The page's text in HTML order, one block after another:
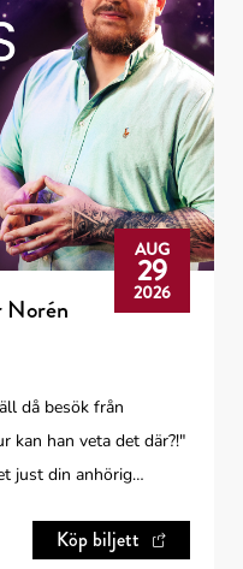
AUG
29
2026
Norén
då besök från
kan han veta det där?!"
Köp biljett